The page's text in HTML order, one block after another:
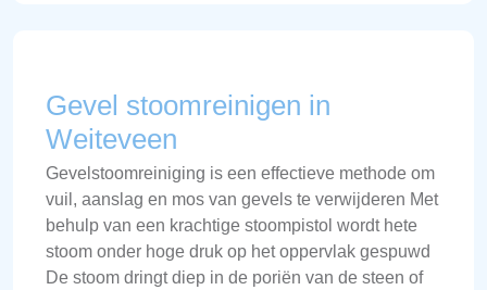
Gevel stoomreinigen in
Weiteveen
Gevelstoomreiniging is een effectieve methode om
vuil, aanslag en mos van gevels te verwijderen Met
behulp van een krachtige stoompistol wordt hete
stoom onder hoge druk op het oppervlak gespuwd
De stoom dringt diep in de poriën van de steen of